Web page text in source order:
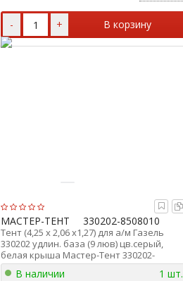
- + В корзину
МАСТЕР-ТЕНТ 330202-8508010
Тент (4,25 х 2,06 х1,27) для а/м Газель
330202 удлин. база (9 люв) цв.серый,
белая крыша Мастер-Тент 330202-
8508010-5825
В наличии 1 шт.